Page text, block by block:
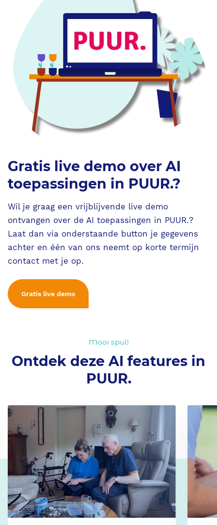
Gratis live demo over AI
toepassingen in PUUR.?
Wil je graag een vrijblijvende live demo
ontvangen over de AI toepassingen in PUUR.?
Laat dan via onderstaande button je gegevens
achter en één van ons neemt op korte termijn
contact met je op.
Gratis live demo
Mooi spul!
Ontdek deze AI features in
PUUR.